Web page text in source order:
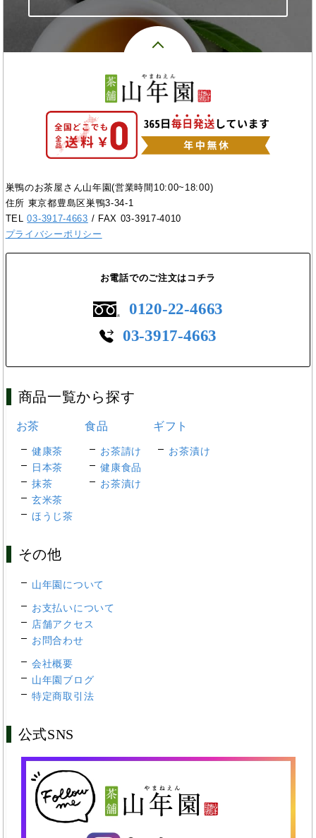
巣鴨のお茶屋さん山年園(営業時間10:00~18:00)
住所 東京都豊島区巣鴨3-34-1
TEL03-3917-4663 / FAX 03-3917-4010
プライバシーポリシー
お電話でのご注文はコチラ
0120-22-4663
03-3917-4663
商品一覧から探す
お茶
健康茶
日本茶
抹茶
玄米茶
ほうじ茶
食品
お茶請け
健康食品
お茶漬け
ギフト
お茶漬け
その他
山年園について
お支払いについて
店舗アクセス
お問合わせ
会社概要
山年園ブログ
特定商取引法
公式SNS